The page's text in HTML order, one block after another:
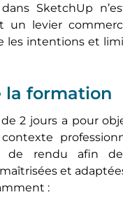
dans SketchUp
un levier
les intentions et
la formation
2 jours a pour
de rendu afin de
et
: